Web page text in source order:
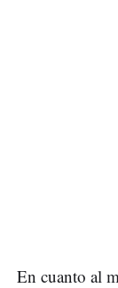
En cuanto al